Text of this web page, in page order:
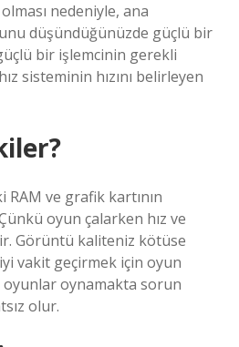
nedeniyle, ana
düşündüğünüzde güçlü bir
bir işlemcinin gerekli
sisteminin hızını belirleyen
RAM ve grafik kartının
oyun çalarken hız ve
Görüntü kaliteniz kötüse
iyi vakit geçirmek için oyun
oyunlar oynamakta sorun
olur.